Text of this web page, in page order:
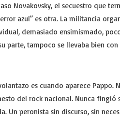
Novakovsky, el secuestro que
azul” es otra. La militancia
demasiado ensimismado,
parte, tampoco se llevaba bien
es cuando aparece Pappo.
del rock nacional. Nunca fingió
Un peronista sin discurso, sin